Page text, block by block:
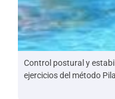
Control postural y
ejercicios del método